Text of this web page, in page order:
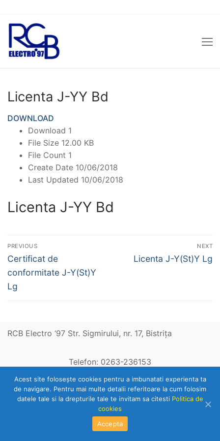
Sari
conținut
Licenta J-YY Bd
DOWNLOAD
Download 1
File Size 12.00 KB
File Count 1
Create Date 10/06/2018
Last Updated 10/06/2018
Licenta J-YY Bd
Navigare
în
articole
PREVIOUS
Previous
post:
Certificat de
conformitate J-Y(St)Y
Lg
NEXT
Next
Licenta J-Y(St)Y Lg
RCB Electro ‘97 Str. Sigmirului, nr. 17, Bistriţa
Telefon: 0263-236153
Copyright © 2026 RCB Electro 97
Acest site foloseşte cookies pentru a imbunatati experienta ta
de navigare. Pentru mai multe detalii referitoare la cum folosim
datele tale si la drepturile tale te invitam sa citesti Politica de
cookies
Accepta